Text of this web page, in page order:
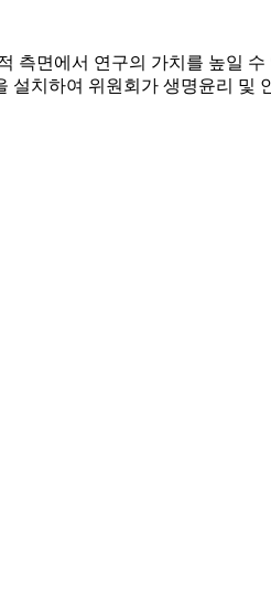
측면에서 연구의 가치를 높일
설치하여 위원회가 생명윤리 및